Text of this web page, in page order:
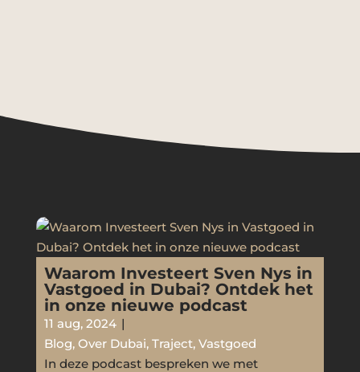
Waarom Investeert Sven Nys in
Vastgoed in Dubai? Ontdek het
in onze nieuwe podcast
11 aug, 2024 |
Blog, Over Dubai, Traject, Vastgoed
In deze podcast bespreken we met